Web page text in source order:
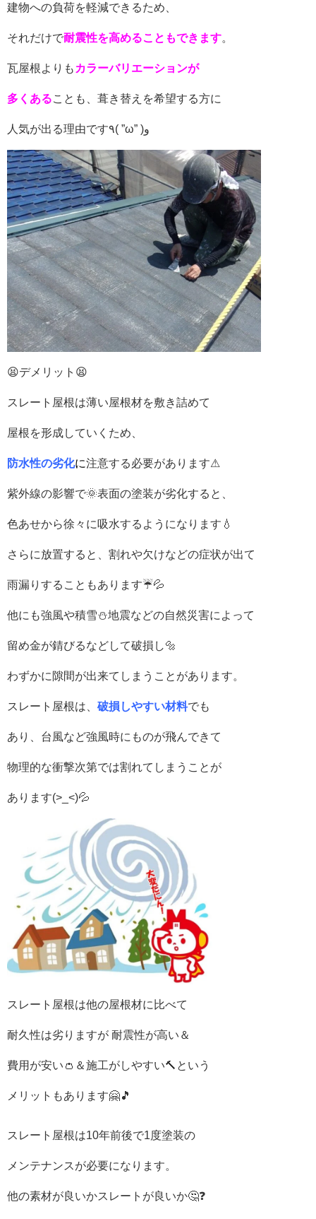
建物への負荷を軽減できるため、
それだけで耐震性を高めることもできます。
瓦屋根よりも カラーバリエーションが
多くあることも、葺き替えを希望する方に
人気が出る理由です٩( ”ω” )و
😫デメリット😫
スレート屋根は薄い屋根材を敷き詰めて
屋根を形成していくため、
防水性の劣化に注意する必要があります⚠
紫外線の影響で🌞表面の塗装が劣化すると、
色あせから徐々に吸水するようになります💧
さらに放置すると、割れや欠けなどの症状が出て
雨漏りすることもあります☔💦
他にも強風や積雪⛄地震などの自然災害によって
留め金が錆びるなどして破損し🔩
わずかに隙間が出来てしまうことがあります。
スレート屋根は、 破損しやすい材料でも
あり、台風など強風時にものが飛んできて
物理的な衝撃次第では割れてしまうことが
あります(>_<)💦
スレート屋根は他の屋根材に比べて
耐久性は劣りますが 耐震性が高い＆
費用が安い👛＆施工がしやすい🔨という
メリットもあります🤗🎵
スレート屋根は10年前後で1度塗装の
メンテナンスが必要になります。
他の素材が良いかスレートが良いか🤔❓